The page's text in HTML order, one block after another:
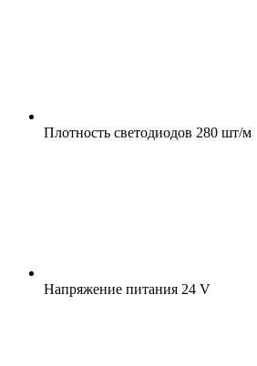
Плотность светодиодов 280 шт/м
Напряжение питания 24 V